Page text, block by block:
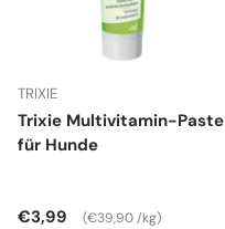
TRIXIE
Trixie Multivitamin-Paste
für Hunde
Normaler Preis
€3,99 Grundpreis
€39,90 /kg